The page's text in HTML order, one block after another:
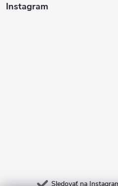
Instagram
Sledovať na